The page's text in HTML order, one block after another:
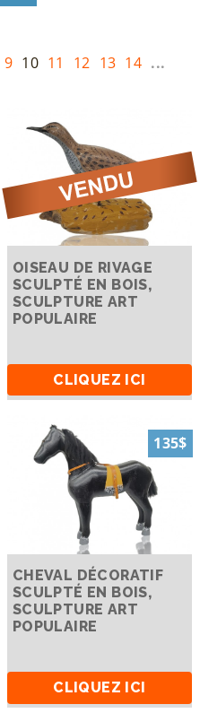
9 10 11 12 13 14 ...
OISEAU DE RIVAGE
SCULPTÉ EN BOIS,
SCULPTURE ART
POPULAIRE
CLIQUEZ ICI
135$
CHEVAL DÉCORATIF
SCULPTÉ EN BOIS,
SCULPTURE ART
POPULAIRE
CLIQUEZ ICI